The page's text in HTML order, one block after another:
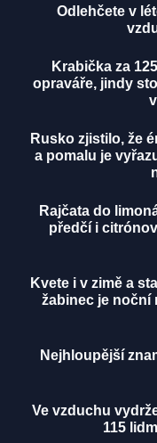
Odlehčete v
Krabička za
opraváře, jindy
Rusko zjistilo, že
a pomalu je
Rajčata do
předčí i
Kvete i v zimě a
žabinec je noční
Nejhloupější
Ve vzduchu
115